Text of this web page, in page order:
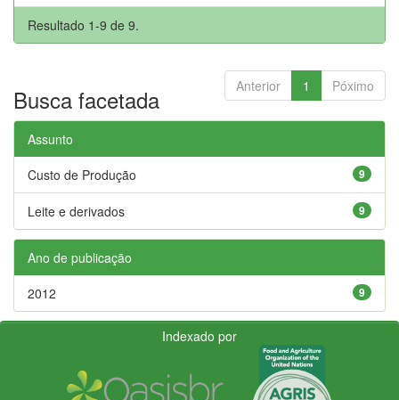
Resultado 1-9 de 9.
Anterior 1 Póximo
Busca facetada
Assunto
9
Custo de Produção
9
Leite e derivados
Ano de publicação
9
2012
Indexado por